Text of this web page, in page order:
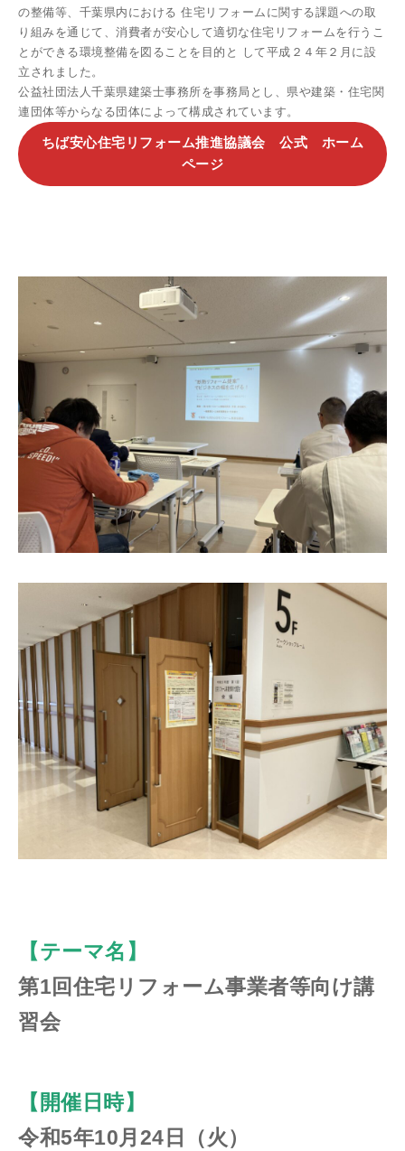
の整備等、千葉県内における 住宅リフォームに関する課題への取
り組みを通じて、消費者が安心して適切な住宅リフォームを行うこ
とができる環境整備を図ることを目的と して平成２４年２月に設
立されました。
公益社団法人千葉県建築士事務所を事務局とし、県や建築・住宅関
連団体等からなる団体によって構成されています。
ちば安心住宅リフォーム推進協議会 公式 ホーム
ページ
【テーマ名】
第1回住宅リフォーム事業者等向け講
習会
【開催日時】
令和5年10月24日（火）